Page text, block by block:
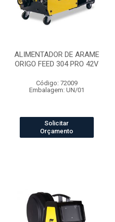
ALIMENTADOR DE ARAME
ORIGO FEED 304 PRO 42V
Código: 72009
Embalagem: UN/01
Solicitar
Orçamento